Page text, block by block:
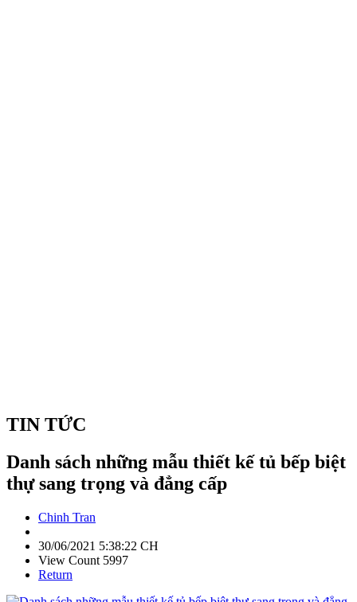
TIN TỨC
Danh sách những mẫu thiết kế tủ bếp biệt
thự sang trọng và đẳng cấp
Chinh Tran
30/06/2021 5:38:22 CH
View Count 5997
Return